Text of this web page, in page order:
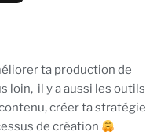
ta production de
loin, il y a aussi les outils
créer ta stratégie
de création